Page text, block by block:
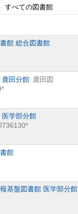
すべての図書館
館 総合図書館
鹿田分館 鹿田図
学部分館
館
基盤図書館 医学部分館